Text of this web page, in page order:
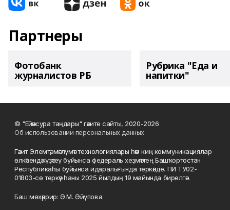
Партнеры
Фотобанк
журналистов РБ
Рубрика "Еда и
напитки"
© "Ейәнсура таңдары" гәзите сайты, 2020-2026
Об использовании персональных данных
Гәзит Элемтә, мәғлүмәт технологиялары һәм киң коммуникациялар
өлкәһендә күҙәтеү буйынса федераль хеҙмәттең Башҡортостан
Республикаһы буйынса идаралығында теркәлде. ПИ ТУ02-
01803-сө теркәү һаны 2025 йылдың 19 майында бирелгән.
Баш мөхәррир: Ә.М. Әйүпова.